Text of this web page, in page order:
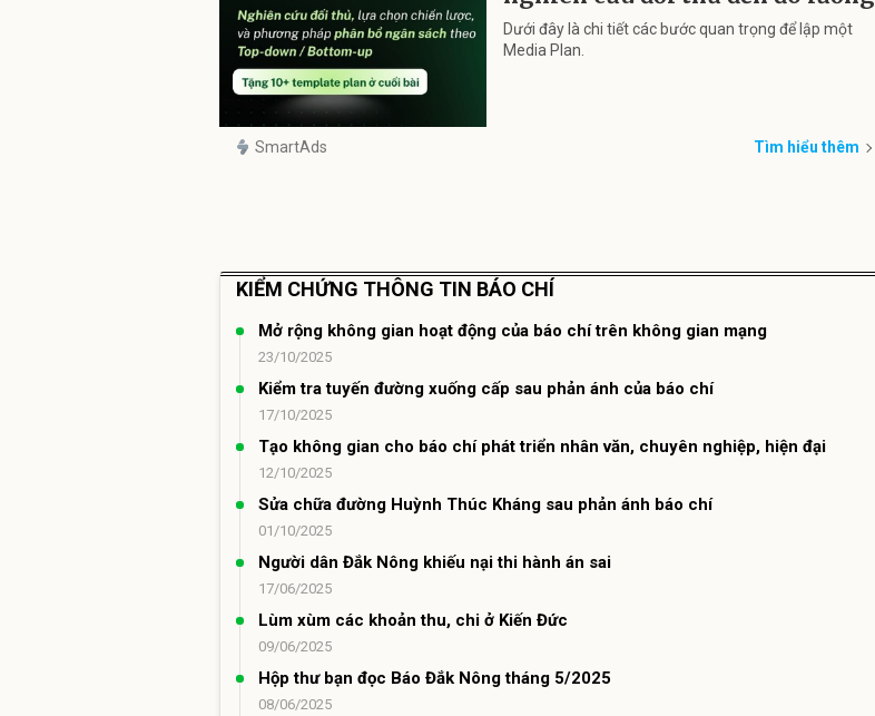
Dưới đây là chi tiết các bước quan trọng để lập một
Media Plan.
SmartAds Tìm hiểu thêm
KIỂM CHỨNG THÔNG TIN BÁO CHÍ
Mở rộng không gian hoạt động của báo chí trên không gian mạng
23/10/2025
Kiểm tra tuyến đường xuống cấp sau phản ánh của báo chí
17/10/2025
Tạo không gian cho báo chí phát triển nhân văn, chuyên nghiệp, hiện đại
12/10/2025
Sửa chữa đường Huỳnh Thúc Kháng sau phản ánh báo chí
01/10/2025
Người dân Đắk Nông khiếu nại thi hành án sai
17/06/2025
Lùm xùm các khoản thu, chi ở Kiến Đức
09/06/2025
Hộp thư bạn đọc Báo Đắk Nông tháng 5/2025
08/06/2025